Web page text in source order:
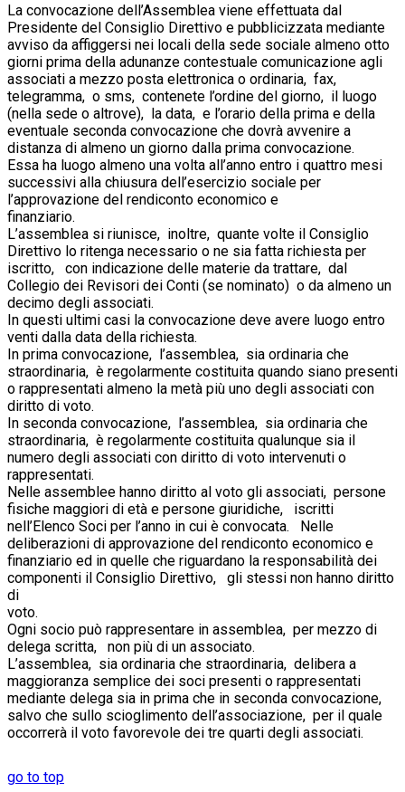
La convocazione dell’Assemblea viene effettuata dal
Presidente del Consiglio Direttivo e pubblicizzata mediante
avviso da affiggersi nei locali della sede sociale almeno otto
giorni prima della adunanze contestuale comunicazione agli
associati a mezzo posta elettronica o ordinaria, fax,
telegramma, o sms, contenete l’ordine del giorno, il luogo
(nella sede o altrove), la data, e l’orario della prima e della
eventuale seconda convocazione che dovrà avvenire a
distanza di almeno un giorno dalla prima convocazione.
Essa ha luogo almeno una volta all’anno entro i quattro mesi
successivi alla chiusura dell’esercizio sociale per
l’approvazione del rendiconto economico e
L’assemblea si riunisce, inoltre, quante volte il Consiglio
Direttivo lo ritenga necessario o ne sia fatta richiesta per
iscritto, con indicazione delle materie da trattare, dal
Collegio dei Revisori dei Conti (se nominato) o da almeno un
decimo degli associati.
In questi ultimi casi la convocazione deve avere luogo entro
venti dalla data della richiesta.
In prima convocazione, l’assemblea, sia ordinaria che
straordinaria, è regolarmente costituita quando siano presenti
o rappresentati almeno la metà più uno degli associati con
diritto di voto.
In seconda convocazione, l’assemblea, sia ordinaria che
straordinaria, è regolarmente costituita qualunque sia il
numero degli associati con diritto di voto intervenuti o
rappresentati.
Nelle assemblee hanno diritto al voto gli associati, persone
fisiche maggiori di età e persone giuridiche, iscritti
nell’Elenco Soci per l’anno in cui è convocata. Nelle
deliberazioni di approvazione del rendiconto economico e
finanziario ed in quelle che riguardano la responsabilità dei
componenti il Consiglio Direttivo, gli stessi non hanno diritto
di
Ogni socio può rappresentare in assemblea, per mezzo di
delega scritta, non più di un associato.
L’assemblea, sia ordinaria che straordinaria, delibera a
maggioranza semplice dei soci presenti o rappresentati
mediante delega sia in prima che in seconda convocazione,
salvo che sullo scioglimento dell’associazione, per il quale
occorrerà il voto favorevole dei tre quarti degli associati.
go to top